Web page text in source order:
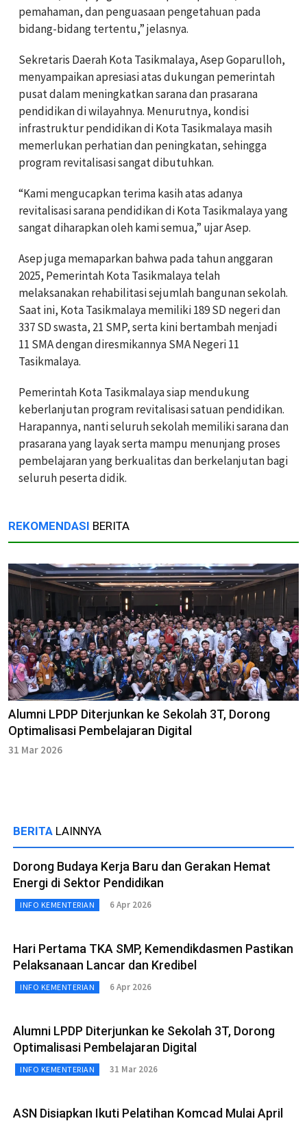
pemahaman, dan penguasaan pengetahuan pada
bidang-bidang tertentu,” jelasnya.
Sekretaris Daerah Kota Tasikmalaya, Asep Goparulloh,
menyampaikan apresiasi atas dukungan pemerintah
pusat dalam meningkatkan sarana dan prasarana
pendidikan di wilayahnya. Menurutnya, kondisi
infrastruktur pendidikan di Kota Tasikmalaya masih
memerlukan perhatian dan peningkatan, sehingga
program revitalisasi sangat dibutuhkan.
“Kami mengucapkan terima kasih atas adanya
revitalisasi sarana pendidikan di Kota Tasikmalaya yang
sangat diharapkan oleh kami semua,” ujar Asep.
Asep juga memaparkan bahwa pada tahun anggaran
2025, Pemerintah Kota Tasikmalaya telah
melaksanakan rehabilitasi sejumlah bangunan sekolah.
Saat ini, Kota Tasikmalaya memiliki 189 SD negeri dan
337 SD swasta, 21 SMP, serta kini bertambah menjadi
11 SMA dengan diresmikannya SMA Negeri 11
Tasikmalaya.
Pemerintah Kota Tasikmalaya siap mendukung
keberlanjutan program revitalisasi satuan pendidikan.
Harapannya, nanti seluruh sekolah memiliki sarana dan
prasarana yang layak serta mampu menunjang proses
pembelajaran yang berkualitas dan berkelanjutan bagi
seluruh peserta didik.
REKOMENDASI BERITA
Alumni LPDP Diterjunkan ke Sekolah 3T, Dorong
Optimalisasi Pembelajaran Digital
31 Mar 2026
BERITA LAINNYA
Dorong Budaya Kerja Baru dan Gerakan Hemat
Energi di Sektor Pendidikan
INFO KEMENTERIAN 6 Apr 2026
Hari Pertama TKA SMP, Kemendikdasmen Pastikan
Pelaksanaan Lancar dan Kredibel
INFO KEMENTERIAN 6 Apr 2026
Alumni LPDP Diterjunkan ke Sekolah 3T, Dorong
Optimalisasi Pembelajaran Digital
INFO KEMENTERIAN 31 Mar 2026
ASN Disiapkan Ikuti Pelatihan Komcad Mulai April